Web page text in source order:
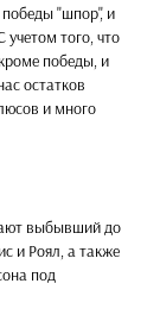
"шпор", и
того, что
победы, и
остатков
и много
выбывший до
и Роял, а также
под